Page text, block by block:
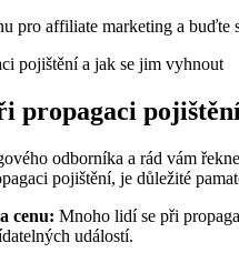
pro affiliate marketing a buďte
propagaci
odborníka a rád vám
pojištění, je důležité
cenu: Mnoho lidí se při
událostí.